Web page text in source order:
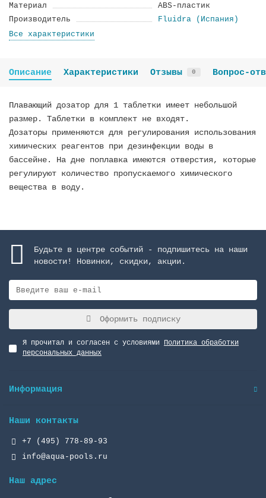
Материал
ABS-пластик
Производитель
Fluidra (Испания)
Все характеристики
Описание Характеристики Отзывы 0 Вопрос-
Плавающий дозатор для 1 таблетки имеет небольшой
размер. Таблетки в комплект не входят.
Дозаторы применяются для регулирования использования
химических реагентов при дезинфекции воды в
бассейне. На дне поплавка имеются отверстия, которые
регулируют количество пропускаемого химического
вещества в воду.
Будьте в центре событий - подпишитесь на наши
новости! Новинки, скидки, акции.
Оформить подписку
Я прочитал и согласен с условиями Политика обработки
персональных данных
Информация
Наши контакты
+7 (495) 778-89-93
info@aqua-pools.ru
Наш адрес